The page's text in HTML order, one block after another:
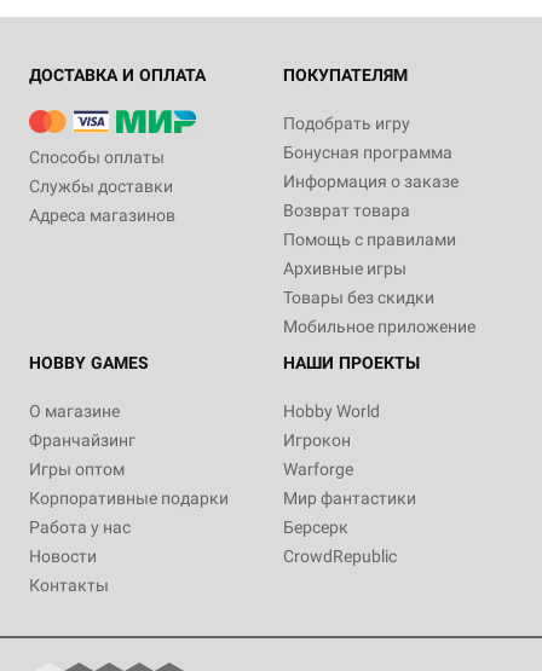
ДОСТАВКА И ОПЛАТА
Способы оплаты
Службы доставки
Адреса магазинов
ПОКУПАТЕЛЯМ
Подобрать игру
Бонусная программа
Информация о заказе
Возврат товара
Помощь с правилами
Архивные игры
Товары без скидки
Мобильное приложение
HOBBY GAMES
О магазине
Франчайзинг
Игры оптом
Корпоративные подарки
Работа у нас
Новости
Контакты
НАШИ ПРОЕКТЫ
Hobby World
Игрокон
Warforge
Мир фантастики
Берсерк
CrowdRepublic